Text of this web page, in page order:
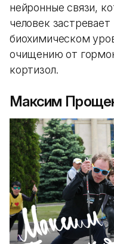
нейронные связи,
человек
биохимическом
очищению от
кортизол.
Максим